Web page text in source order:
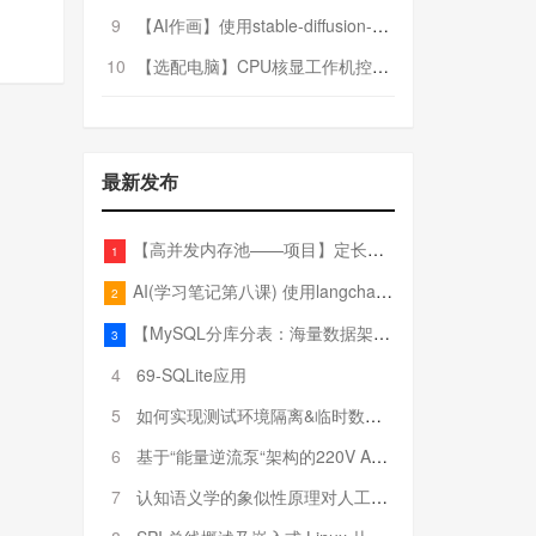
9
【AI作画】使用stable-diffusion-webui搭建AI作画平台
10
【选配电脑】CPU核显工作机控制预算5000
最新发布
1 【高并发内存池——项目】定长内存池——开胃小菜
2 AI(学习笔记第八课) 使用langchain的embedding models
3
【MySQL分库分表：海量数据架构的终极解决方案】
4
69-SQLite应用
5
如何实现测试环境隔离&临时数据库（pytest+SQLite）
6
基于“能量逆流泵“架构的220V AC至20V DC 300W高效电源设计
7
认知语义学的象似性原理对人工智能自然语言处理深层语义分析的影响与启示